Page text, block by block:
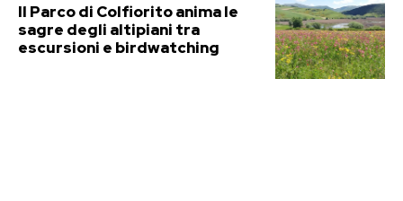
Il Parco di Colfiorito anima le
sagre degli altipiani tra
escursioni e birdwatching